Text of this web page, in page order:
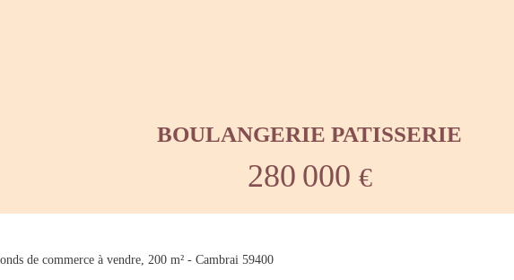
BOULANGERIE PATISSERIE
280 000 €
de commerce à vendre, 200 m² - Cambrai 59400